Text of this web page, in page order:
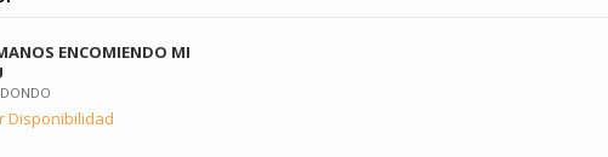
ENCOMIENDO MI
Disponibilidad